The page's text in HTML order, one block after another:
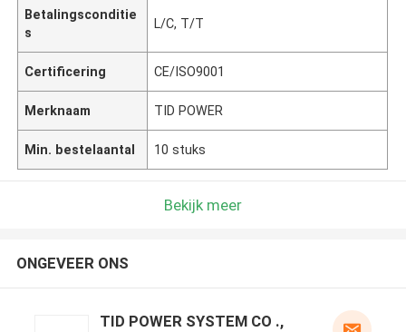
Betalingsconditie
s
L/C, T/T
Certificering CE/ISO9001
Merknaam TID POWER
Min. bestelaantal 10 stuks
Bekijk meer
ONGEVEER ONS
TID POWER SYSTEM CO .,